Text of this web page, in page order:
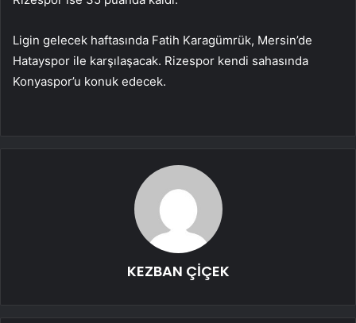
Ligin gelecek haftasında Fatih Karagümrük, Mersin’de
Hatayspor ile karşılaşacak. Rizespor kendi sahasında
Konyaspor’u konuk edecek.
KEZBAN ÇİÇEK